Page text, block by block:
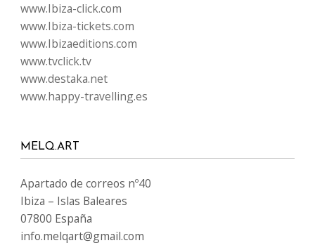
www.Ibiza-click.com
www.Ibiza-tickets.com
www.Ibizaeditions.com
www.tvclick.tv
www.destaka.net
www.happy-travelling.es
MELQ.ART
Apartado de correos nº40
Ibiza – Islas Baleares
07800 España
info.melqart@gmail.com